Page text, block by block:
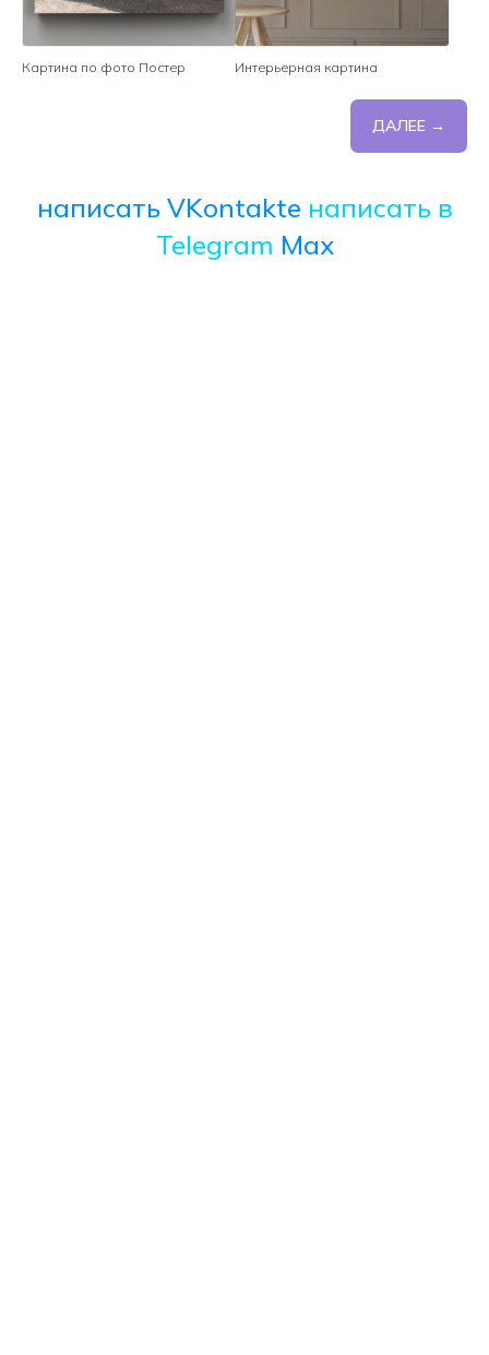
Картина по фото Постер Интерьерная картина
ДАЛЕЕ →
написать VKontakte написать в
Telegram Max